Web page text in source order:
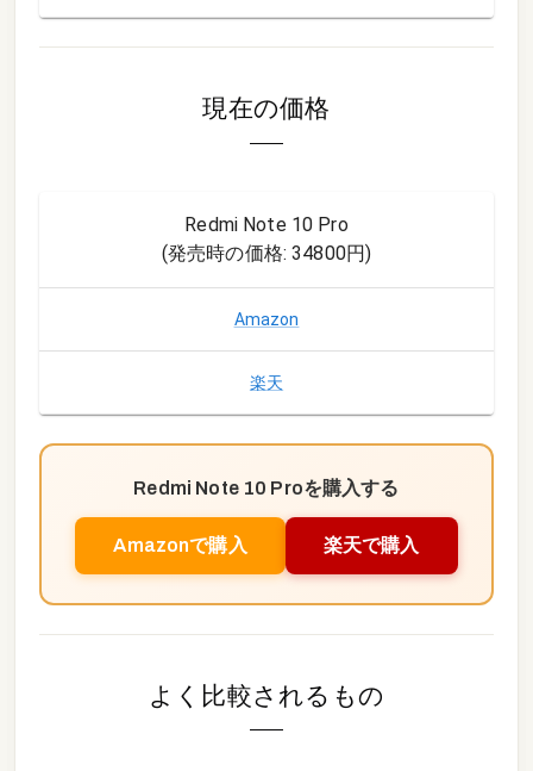
現在の価格
Redmi Note 10 Pro
(発売時の価格:34800円)
Amazon
楽天
Redmi Note 10 Proを購入する
Amazonで購入 楽天で購入
よく比較されるもの